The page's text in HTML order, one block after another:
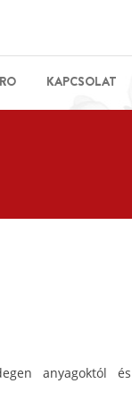
KAPCSOLAT
anyagoktól